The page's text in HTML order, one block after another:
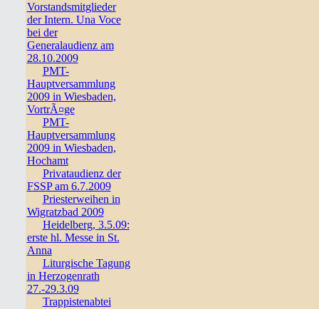
Vorstandsmitglieder
der Intern. Una Voce
bei der
Generalaudienz am
28.10.2009
PMT-
Hauptversammlung
2009 in Wiesbaden,
VortrÃ¤ge
PMT-
Hauptversammlung
2009 in Wiesbaden,
Hochamt
Privataudienz der
FSSP am 6.7.2009
Priesterweihen in
Wigratzbad 2009
Heidelberg, 3.5.09:
erste hl. Messe in St.
Anna
Liturgische Tagung
in Herzogenrath
27.-29.3.09
Trappistenabtei